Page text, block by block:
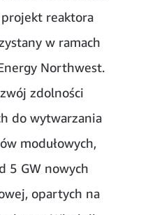
projekt reaktora
w ramach
Northwest.
zdolności
do wytwarzania
modułowych,
5 GW nowych
opartych na